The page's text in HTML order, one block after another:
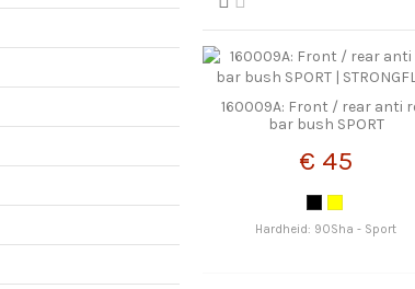
160009A: Front / rear anti
bar bush SPORT
€ 45
Hardheid: 90Sha - Sport